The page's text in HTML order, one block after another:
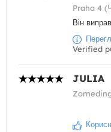
Praha 4
Він
Verified
JULIA